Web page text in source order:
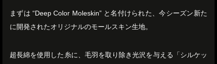
まずは “Deep Color Moleskin” と名付けられた、今シーズン新た
に開発されたオリジナルのモールスキン生地。
超長綿を使用した糸に、毛羽を取り除き光沢を与える「シルケッ